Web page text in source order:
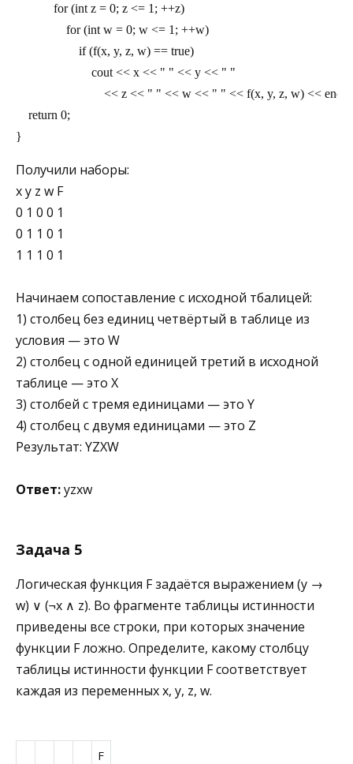
            for (int z = 0; z <= 1; ++z)
                for (int w = 0; w <= 1; ++w)
                    if (f(x, y, z, w) == true)
                        cout << x << " " << y << " "
                            << z << " " << w << " " << f(x, y, z, w) << endl;
    return 0;
}
Получили наборы:
x y z w F
0 1 0 0 1
0 1 1 0 1
1 1 1 0 1
Начинаем сопоставление с исходной тбалицей:
1) столбец без единиц четвёртый в таблице из
условия — это W
2) столбец с одной единицей третий в исходной
таблице — это X
3) столбей с тремя единицами — это Y
4) столбец с двумя единицами — это Z
Результат: YZXW
Ответ:yzxw
Задача 5
Логическая функция F задаётся выражением (y →
w) ∨ (¬x ∧ z). Во фрагменте таблицы истинности
приведены все строки, при которых значение
функции F ложно. Определите, какому столбцу
таблицы истинности функции F соответствует
каждая из переменных x, y, z, w.
F